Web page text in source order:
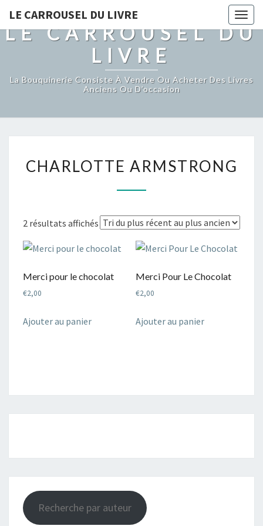
LE CARROUSEL DU LIVRE
LE CARROUSEL DU
LIVRE
La Bouquinerie Consiste À Vendre Ou Acheter Des Livres
Anciens Ou D’occasion
ARMSTRONG
CHARLOTTE ARMSTRONG
2 résultats affichés Trié
plus
Merci pour le chocolat
€2,00
Ajouter au panier
Merci Pour Le Chocolat
€2,00
Ajouter au panier
Recherche par auteur